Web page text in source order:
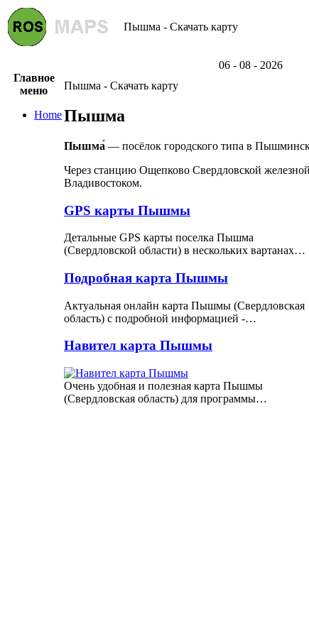
Пышма - Скачать карту
06 - 08 - 2026
Главное
меню
Home
Пышма - Скачать карту
Пышма
Пышма́ — посёлок городского типа в
Через станцию Ощепково Свердловской
Владивостоком.
GPS карты Пышмы
Детальные GPS карты поселка Пышма
(Свердловской области) в нескольких вартанах…
Подробная карта Пышмы
Актуальная онлайн карта Пышмы (Свердловская
область) с подробной информацией -…
Навител карта Пышмы
Очень удобная и полезная карта Пышмы
(Свердловская область) для программы…